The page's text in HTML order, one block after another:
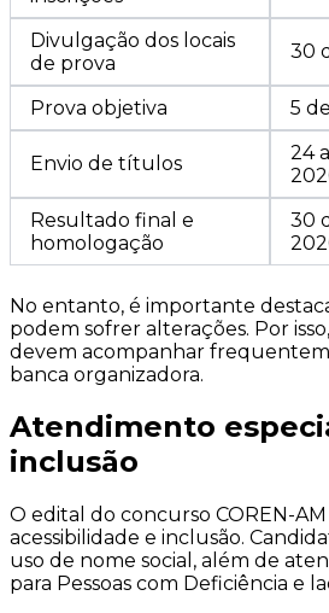
Divulgação dos locais
de prova
30
Prova objetiva 5
Envio de títulos
24
Resultado final e
homologação
30
No entanto, é importante
podem sofrer alterações. Por
devem acompanhar
banca organizadora.
Atendimento
inclusão
O edital do concurso COREN-
acessibilidade e inclusão.
uso de nome social, além de
para Pessoas com Deficiência e